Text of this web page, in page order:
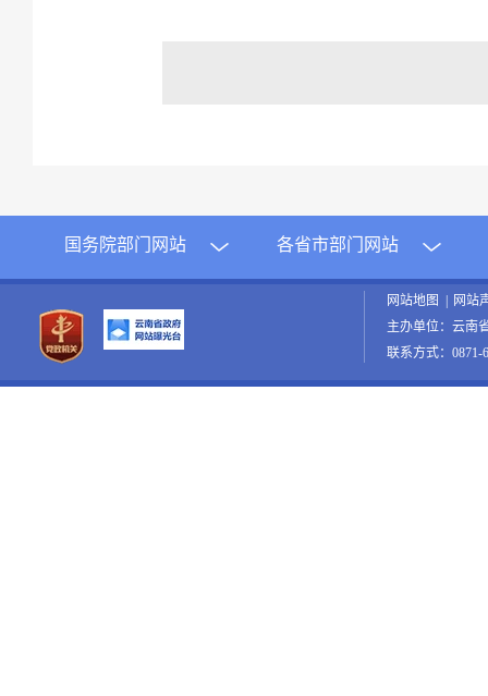
国务院部门网站 各省市部门网站
网站地图 | 网站
主办单位：云南
联系方式：0871-